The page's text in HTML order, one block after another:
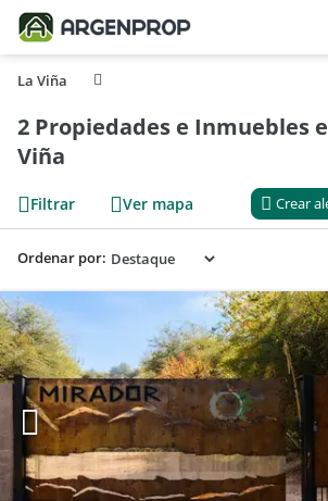
La Viña
2 Propiedades e Inmuebles
Viña
Filtrar Ver mapa Crear
Ordenar por: